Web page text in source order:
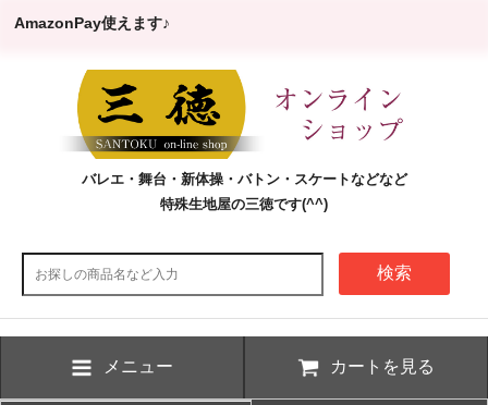
AmazonPay使えます♪
バレエ・舞台・新体操・バトン・スケートなどなど
特殊生地屋の三徳です(^^)
検索
メニュー カートを見る